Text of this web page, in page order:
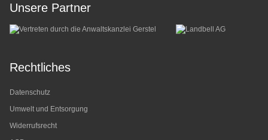
Unsere Partner
Rechtliches
Datenschutz
Umwelt und Entsorgung
Widerrufsrecht